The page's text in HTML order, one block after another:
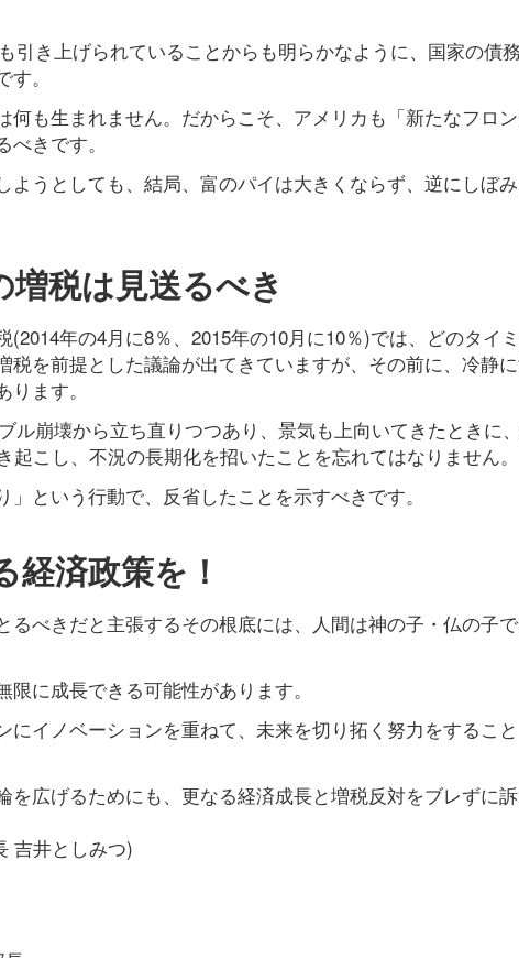
引き上げられていることからも明らかなように、国家の債
。
も生まれません。だからこそ、アメリカも「新たなフロ
きです。
うとしても、結局、富のパイは大きくならず、逆にしぼみ
税は見送るべき
年の4月に8％、2015年の10月に10％)では、どのタイ
を前提とした議論が出てきていますが、その前に、冷静
ます。
ル崩壊から立ち直りつつあり、景気も上向いてきたときに
こし、不況の長期化を招いたことを忘れてはなりません。
という行動で、反省したことを示すべきです。
経済政策を！
べきだと主張するその根底には、人間は神の子・仏の子
に成長できる可能性があります。
イノベーションを重ねて、未来を切り拓く努力をすること
広げるためにも、更なる経済成長と増税反対をブレずに訴
吉井としみつ)